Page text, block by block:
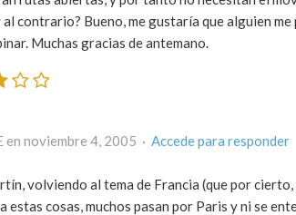
al contrario? Bueno, me gustaría que alguien
Muchas gracias de antemano.
en noviembre 4, 2005 · Accede para responder
volviendo al tema de Francia (que por
estas cosas, muchos pasan por Paris y ni se